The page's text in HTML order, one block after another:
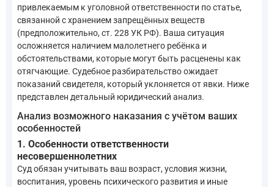
привлекаемым к уголовной ответственности по статье,
связанной с хранением запрещённых веществ
(предположительно, ст. 228 УК РФ). Ваша ситуация
осложняется наличием малолетнего ребёнка и
обстоятельствами, которые могут быть расценены как
отягчающие. Судебное разбирательство ожидает
показаний свидетеля, который уклоняется от явки. Ниже
представлен детальный юридический анализ.
Анализ возможного наказания с учётом ваших
особенностей
1. Особенности ответственности
несовершеннолетних
Суд обязан учитывать ваш возраст, условия жизни,
воспитания, уровень психического развития и иные